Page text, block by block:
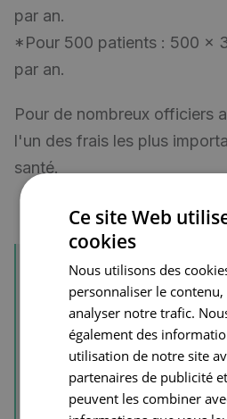
par an.
*Pour 500 patients : 500 ×
par an.
Pour de nombreux officiers
l'un des frais les plus
santé.
Découvrez
module de soins
continus
Le module
développé pour
votre pharmacie dans
Ce site Web
cookies
Nous utilisons des
personnaliser le
analyser notre trafic.
également des
utilisation de notre site
partenaires de publicité
peuvent les combiner